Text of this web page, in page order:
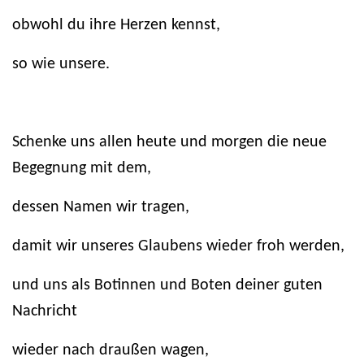
obwohl du ihre Herzen kennst,
so wie unsere.
Schenke uns allen heute und morgen die neue
Begegnung mit dem,
dessen Namen wir tragen,
damit wir unseres Glaubens wieder froh werden,
und uns als Botinnen und Boten deiner guten
Nachricht
wieder nach draußen wagen,